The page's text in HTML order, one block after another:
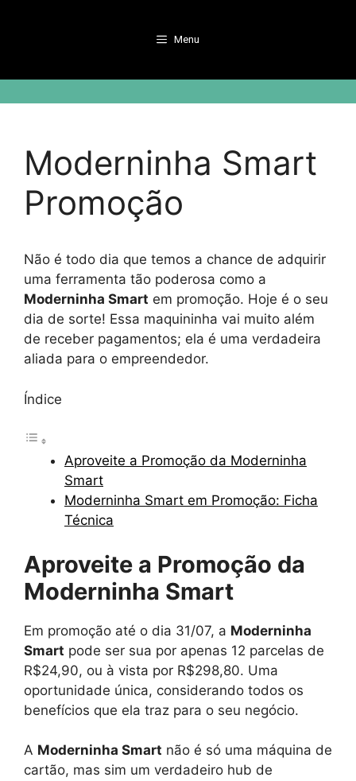
Menu
Moderninha Smart
Promoção
Não é todo dia que temos a chance de adquirir
uma ferramenta tão poderosa como a
Moderninha Smart em promoção. Hoje é o seu
dia de sorte! Essa maquininha vai muito além
de receber pagamentos; ela é uma verdadeira
aliada para o empreendedor.
Índice
Aproveite a Promoção da Moderninha
Smart
Moderninha Smart em Promoção: Ficha
Técnica
Aproveite a Promoção da
Moderninha Smart
Em promoção até o dia 31/07, a Moderninha
Smart pode ser sua por apenas 12 parcelas de
R$24,90, ou à vista por R$298,80. Uma
oportunidade única, considerando todos os
benefícios que ela traz para o seu negócio.
A Moderninha Smart não é só uma máquina de
cartão, mas sim um verdadeiro hub de